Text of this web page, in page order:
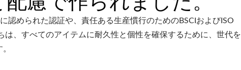
認められた認証や、責任ある生産慣行のためのBSCIおよびISO
、すべてのアイテムに耐久性と個性を確保するために、世代を